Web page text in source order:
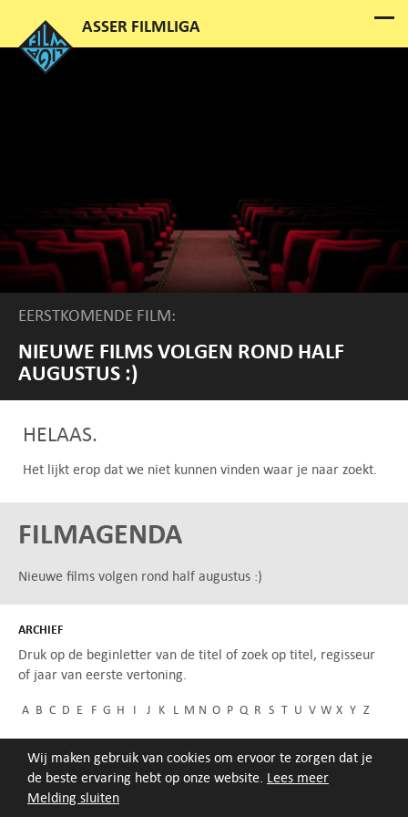
Melding sluiten
Wij maken gebruik van cookies om ervoor te zorgen dat je
de beste ervaring hebt op onze website. Lees meer
EERSTKOMENDE FILM:
NIEUWE FILMS VOLGEN ROND HALF
AUGUSTUS :)
HELAAS.
Het lijkt erop dat we niet kunnen vinden waar je naar zoekt.
FILMAGENDA
Nieuwe films volgen rond half augustus :)
ARCHIEF
Druk op de beginletter van de titel of zoek op titel, regisseur
of jaar van eerste vertoning.
A B C D E F G H I J K L M N O P Q R S T U V W X Y Z